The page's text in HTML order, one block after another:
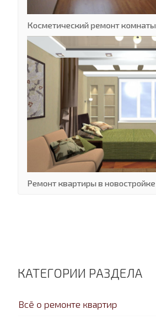
Косметический ремонт комнаты
Ремонт квартиры в новостройке
КАТЕГОРИИ РАЗДЕЛА
Всё о ремонте квартир